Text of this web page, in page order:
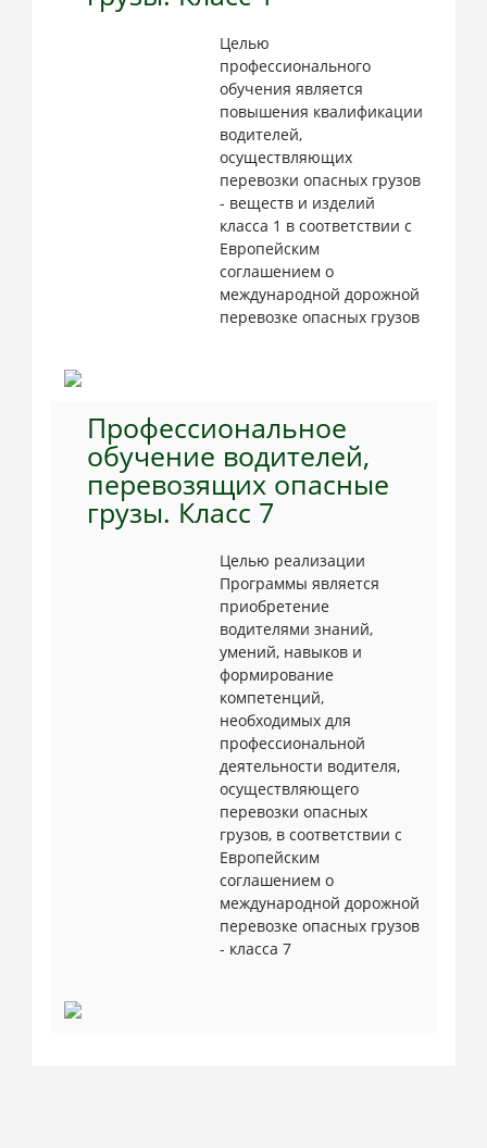
Целью
профессионального
обучения является
повышения квалификации
водителей,
осуществляющих
перевозки опасных грузов
- веществ и изделий
класса 1 в соответствии с
Европейским
соглашением о
международной дорожной
перевозке опасных грузов
Профессиональное
обучение водителей,
перевозящих опасные
грузы. Класс 7
Целью реализации
Программы является
приобретение
водителями знаний,
умений, навыков и
формирование
компетенций,
необходимых для
профессиональной
деятельности водителя,
осуществляющего
перевозки опасных
грузов, в соответствии с
Европейским
соглашением о
международной дорожной
перевозке опасных грузов
- класса 7